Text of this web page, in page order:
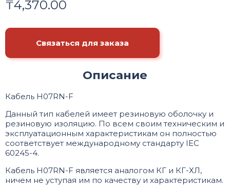
₸4,370.00
Связаться для заказа
Описание
Кабель H07RN-F
Данный тип кабелей имеет резиновую оболочку и
резиновую изоляцию. По всем своим техническим и
эксплуатационным характеристикам он полностью
соответствует международному стандарту IEC
60245-4.
Кабель H07RN-F является аналогом КГ и КГ-ХЛ,
ничем не уступая им по качеству и характеристикам.